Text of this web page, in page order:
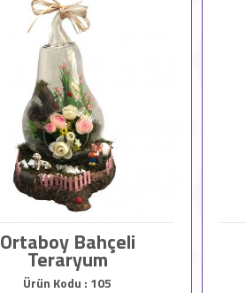
Ortaboy Bahçeli
Teraryum
Ürün Kodu : 105